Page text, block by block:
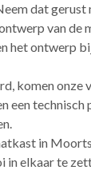
dat gerust
van de
het ontwerp
komen onze
een technisch
in
in elkaar te